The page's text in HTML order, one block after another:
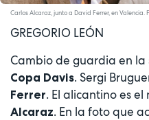
Carlos Alcaraz, junto a David Ferrer, en Valencia.
GREGORIO LEÓN
Cambio de guardia en la
Copa Davis. Sergi
Ferrer. El alicantino es
Alcaraz. En la foto que